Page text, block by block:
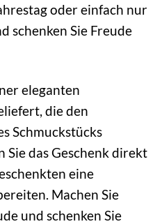
oder einfach nur
schenken Sie Freude
eleganten
die den
Schmuckstücks
Sie das Geschenk direkt
eine
Machen Sie
und schenken Sie